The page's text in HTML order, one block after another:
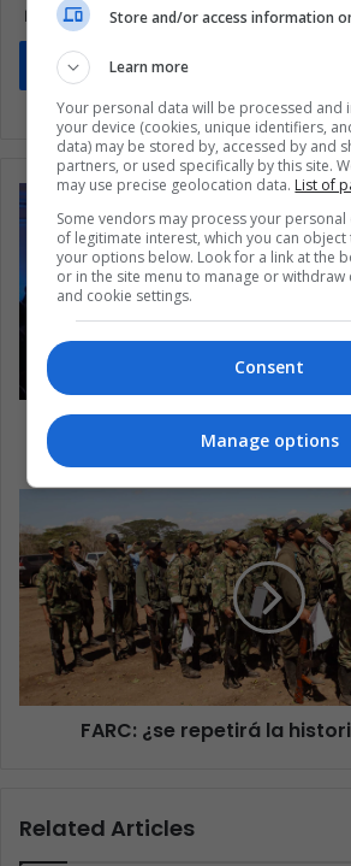
Mantente informado sobre lo que está
¿Cuáles son los desafíos
América Latina?
FARC: ¿se repetirá la
Related Articles
Store and/or access information
Learn more
Your personal data will be processed and
your device (cookies, unique identifiers,
data) may be stored by, accessed by and
partners, or used specifically by this site.
may use precise geolocation data. List of
Some vendors may process your
of legitimate interest, which you can
your options below. Look for a link at the
or in the site menu to manage or withdraw
and cookie settings.
Consent
Manage options